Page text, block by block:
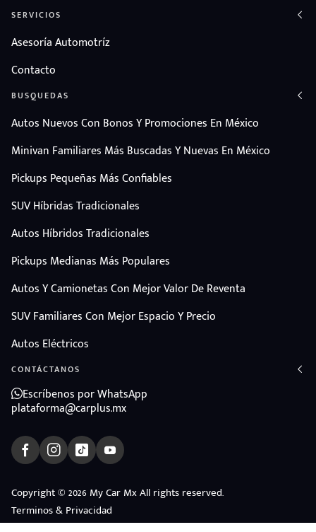
SERVICIOS
Asesoría Automotríz
Contacto
BUSQUEDAS
Autos Nuevos Con Bonos Y Promociones En México
Minivan Familiares Más Buscadas Y Nuevas En México
Pickups Pequeñas Más Confiables
SUV Híbridas Tradicionales
Autos Híbridos Tradicionales
Pickups Medianas Más Populares
Autos Y Camionetas Con Mejor Valor De Reventa
SUV Familiares Con Mejor Espacio Y Precio
Autos Eléctricos
CONTÁCTANOS
Escríbenos por WhatsApp
plataforma@carplus.mx
Copyright © 2026 My Car Mx All rights reserved.
Terminos & Privacidad